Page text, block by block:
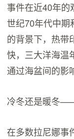
事件在近40年的
世纪70年代中
的背景下，热带
快，三大洋海温
通过海盆间的影
冷冬还是暖冬
在多数拉尼娜事